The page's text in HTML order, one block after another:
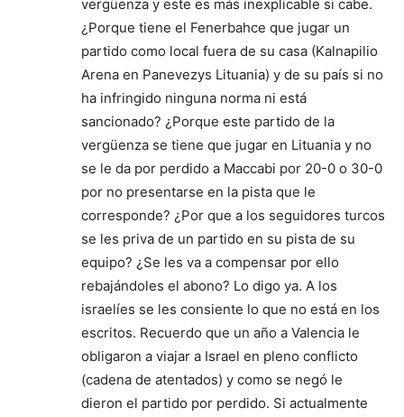
vergüenza y este es más inexplicable si cabe.
¿Porque tiene el Fenerbahce que jugar un
partido como local fuera de su casa (Kalnapilio
Arena en Panevezys Lituania) y de su país si no
ha infringido ninguna norma ni está
sancionado? ¿Porque este partido de la
vergüenza se tiene que jugar en Lituania y no
se le da por perdido a Maccabi por 20-0 o 30-0
por no presentarse en la pista que le
corresponde? ¿Por que a los seguidores turcos
se les priva de un partido en su pista de su
equipo? ¿Se les va a compensar por ello
rebajándoles el abono? Lo digo ya. A los
israelíes se les consiente lo que no está en los
escritos. Recuerdo que un año a Valencia le
obligaron a viajar a Israel en pleno conflicto
(cadena de atentados) y como se negó le
dieron el partido por perdido. Si actualmente